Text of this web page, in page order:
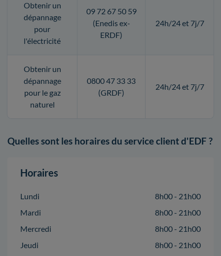
Obtenir un
dépannage
pour
l'électricité
09 72 67 50 59
(Enedis ex-
ERDF)
24h/24 et 7j/7
Obtenir un
dépannage
pour le gaz
naturel
0800 47 33 33
(GRDF)
24h/24 et 7j/7
Quelles sont les horaires du service client d'EDF ?
Horaires
Lundi
8h00 - 21h00
Mardi
8h00 - 21h00
Mercredi
8h00 - 21h00
Jeudi
8h00 - 21h00